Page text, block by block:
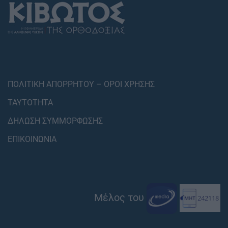
ΠΟΛΙΤΙΚΗ ΑΠΟΡΡΗΤΟΥ – ΟΡΟΙ ΧΡΗΣΗΣ
ΤΑΥΤΟΤΗΤΑ
ΔΗΛΩΣΗ ΣΥΜΜΟΡΦΩΣΗΣ
ΕΠΙΚΟΙΝΩΝΙΑ
Μέλος του